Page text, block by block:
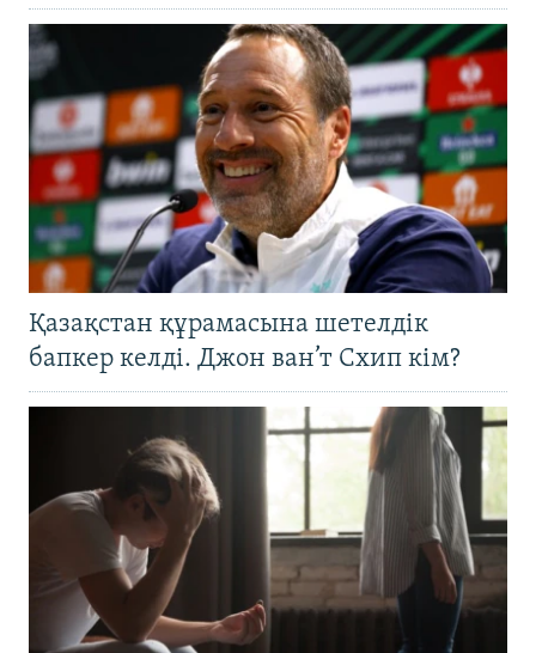
Қазақстан құрамасына шетелдік
бапкер келді. Джон ван’т Схип кім?